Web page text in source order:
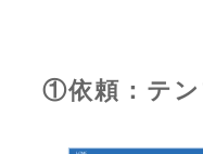
①依頼：テン